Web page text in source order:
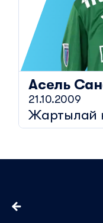
Асель
21.10.2009
Жартылай